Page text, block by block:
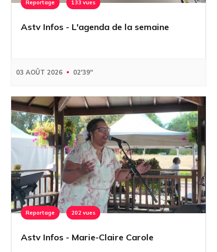
Reportage 133 vues
Astv Infos - L'agenda de la semaine
03 AOÛT 2026 02'39''
Reportage 202 vues
Astv Infos - Marie-Claire Carole